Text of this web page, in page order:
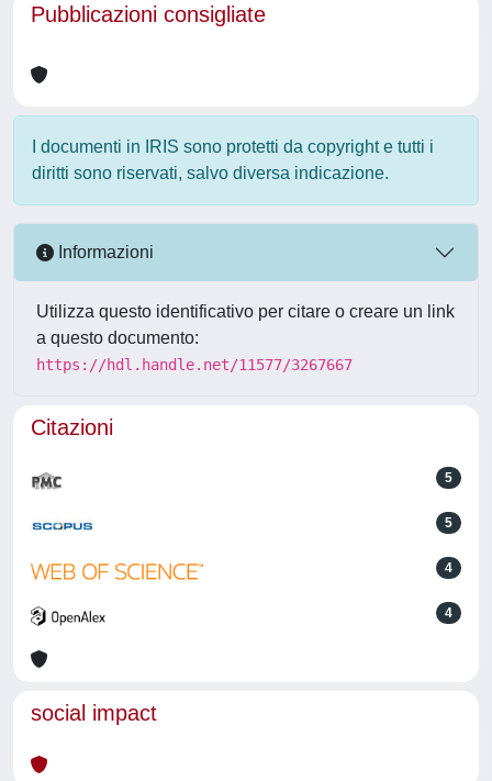
Pubblicazioni consigliate
I documenti in IRIS sono protetti da copyright e tutti i
diritti sono riservati, salvo diversa indicazione.
Informazioni
Utilizza questo identificativo per citare o creare un link
a questo documento:
https://hdl.handle.net/11577/3267667
Citazioni
5
5
4
4
social impact